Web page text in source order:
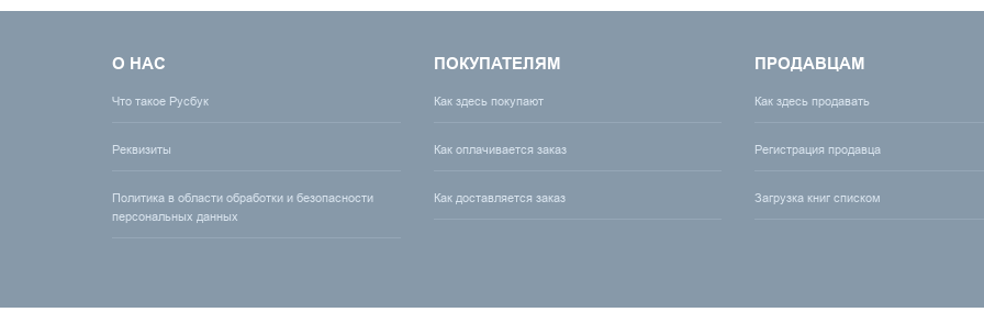
О НАС
Что такое Русбук
Реквизиты
Политика в области обработки и безопасности
персональных данных
ПОКУПАТЕЛЯМ
Как здесь покупают
Как оплачивается заказ
Как доставляется заказ
ПРОДАВЦАМ
Как здесь продавать
Регистрация продавца
Загрузка книг списком